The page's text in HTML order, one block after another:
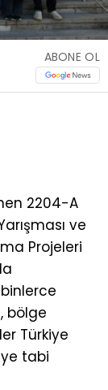
ABONE OL
2204-A
ve
Projeleri
bölge
Türkiye
tabi